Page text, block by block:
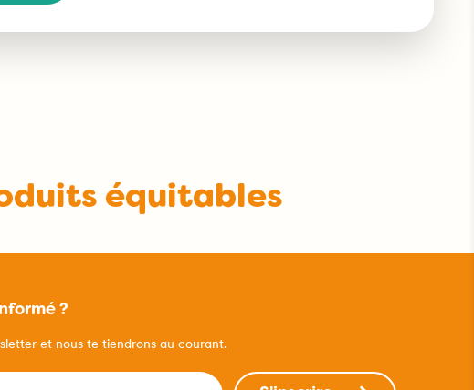
équitables
?
et nous te tiendrons au courant.